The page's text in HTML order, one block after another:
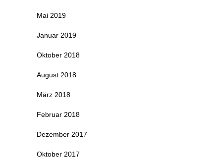
Mai 2019
Januar 2019
Oktober 2018
August 2018
März 2018
Februar 2018
Dezember 2017
Oktober 2017